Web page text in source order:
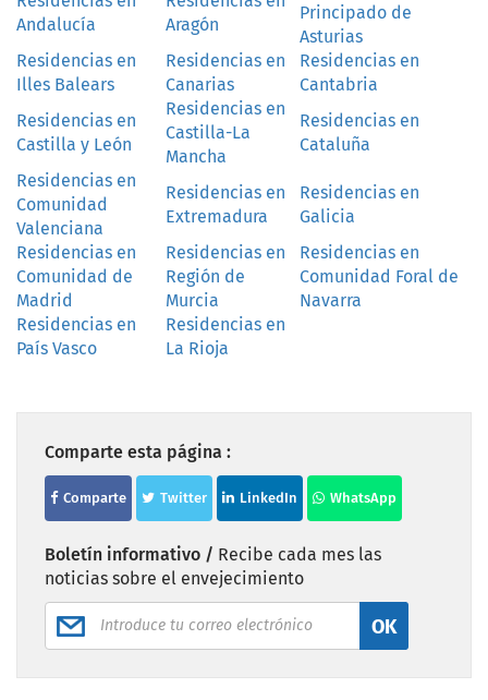
Andalucía
Aragón
Principado de
Asturias
Residencias en
Illes Balears
Residencias en
Canarias
Residencias en
Cantabria
Residencias en
Castilla y León
Residencias en
Castilla-La
Mancha
Residencias en
Cataluña
Residencias en
Comunidad
Valenciana
Residencias en
Extremadura
Residencias en
Galicia
Residencias en
Comunidad de
Madrid
Residencias en
Región de
Murcia
Residencias en
Comunidad Foral de
Navarra
Residencias en
País Vasco
Residencias en
La Rioja
Comparte esta página :
Comparte Twitter LinkedIn WhatsApp
Boletín informativo / Recibe cada mes las
noticias sobre el envejecimiento
OK